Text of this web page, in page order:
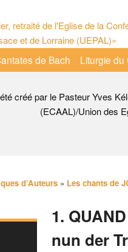
créé par le Pasteur Yves
(ECAAL)/Union des
de Bach Liturgie du
1.
nun der
d’Auteurs » Les chants de